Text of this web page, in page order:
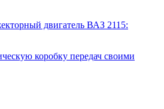
двигатель ВАЗ 2115:
коробку передач своими